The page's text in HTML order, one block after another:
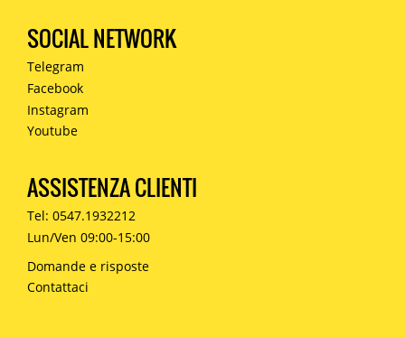
SOCIAL NETWORK
Telegram
Facebook
Instagram
Youtube
ASSISTENZA CLIENTI
Tel: 0547.1932212
Lun/Ven 09:00-15:00
Domande e risposte
Contattaci